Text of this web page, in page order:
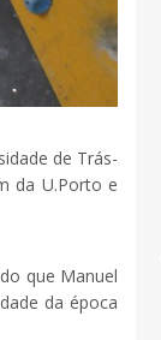
de Trás-
da U.Porto e
que Manuel
da época